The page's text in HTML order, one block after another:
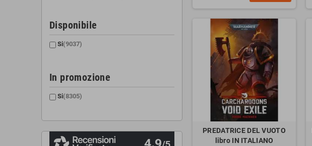
Disponibile
Si(9037)
In promozione
Si(8305)
PREDATRICE DEL VUOTO
libro IN ITALIANO